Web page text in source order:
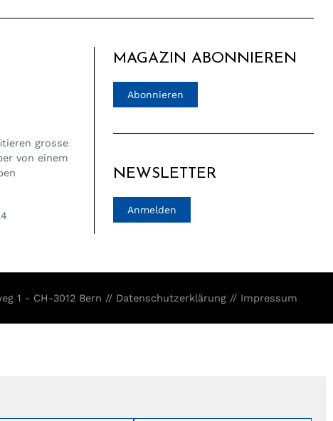
grosse
von einem
MAGAZIN ABONNIEREN
Abonnieren
NEWSLETTER
Anmelden
1 - CH-3012 Bern // Datenschutzerklärung // Impressum